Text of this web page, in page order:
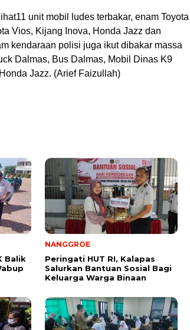
unit mobil ludes terbakar, enam Toyota
Vios, Kijang Inova, Honda Jazz dan
kendaraan polisi juga ikut dibakar massa
Dalmas, Bus Dalmas, Mobil Dinas K9
Jazz. (Arief Faizullah)
Balik
NANGGROE
Peringati HUT RI, Kalapas
Salurkan Bantuan Sosial Bagi
Keluarga Warga Binaan